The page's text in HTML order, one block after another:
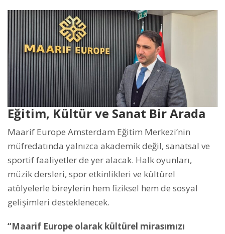
Eğitim, Kültür ve Sanat Bir Arada
Maarif Europe Amsterdam Eğitim Merkezi’nin
müfredatında yalnızca akademik değil, sanatsal ve
sportif faaliyetler de yer alacak. Halk oyunları,
müzik dersleri, spor etkinlikleri ve kültürel
atölyelerle bireylerin hem fiziksel hem de sosyal
gelişimleri desteklenecek.
“Maarif Europe olarak kültürel mirasımızı